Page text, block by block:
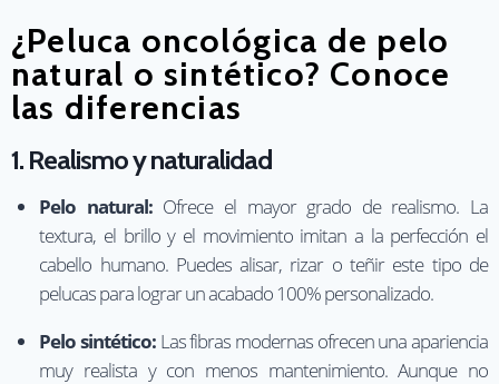
¿Peluca oncológica de pelo
natural o sintético? Conoce
las diferencias
1. Realismo y naturalidad
Pelo natural:Ofrece el mayor grado de realismo. La
textura, el brillo y el movimiento imitan a la perfección el
cabello humano. Puedes alisar, rizar o teñir este tipo de
pelucas para lograr un acabado 100% personalizado.
Pelo sintético:Las fibras modernas ofrecen una apariencia
muy realista y con menos mantenimiento. Aunque no